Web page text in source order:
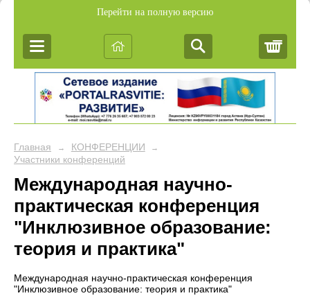
Перейти на полную версию
Главная → КОНФЕРЕНЦИИ →
Участники конференций
Международная научно-
практическая конференция
"Инклюзивное образование:
теория и практика"
Международная научно-практическая конференция
"Инклюзивное образование: теория и практика"